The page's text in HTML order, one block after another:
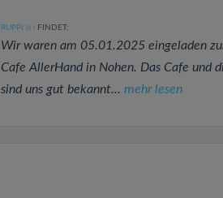
RUPPI (6 )FINDET:
Wir waren am 05.01.2025 eingeladen
Cafe AllerHand in Nohen. Das Cafe und
sind uns gut bekannt... mehr lesen